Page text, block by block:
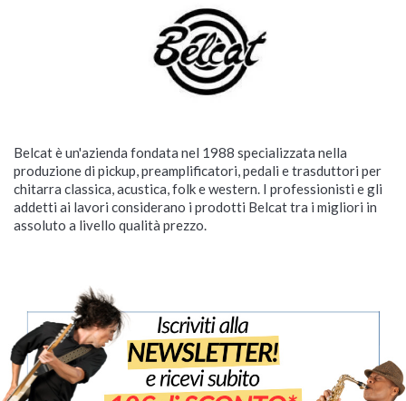
Belcat è un'azienda fondata nel 1988 specializzata nella
produzione di pickup, preamplificatori, pedali e trasduttori per
chitarra classica, acustica, folk e western. I professionisti e gli
addetti ai lavori considerano i prodotti Belcat tra i migliori in
assoluto a livello qualità prezzo.